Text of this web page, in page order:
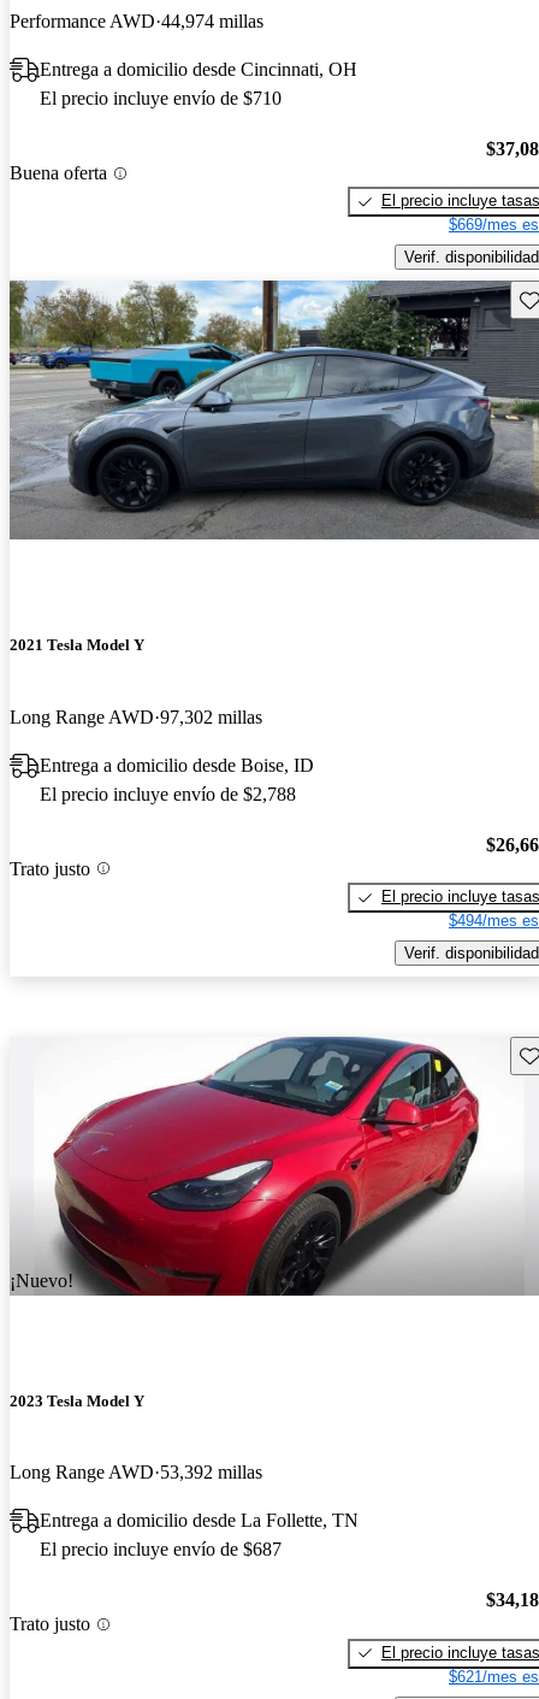
Performance AWD 44,974 millas
Entrega a domicilio desde Cincinnati, OH
El precio incluye envío de $710
Buena oferta
El precio incluye tasas
$669/mes
Verif. disponibilidad
2021 Tesla Model Y
Long Range AWD 97,302 millas
Entrega a domicilio desde Boise, ID
El precio incluye envío de $2,788
Trato justo
El precio incluye tasas
$494/mes
Verif. disponibilidad
¡Nuevo!
2023 Tesla Model Y
Long Range AWD 53,392 millas
Entrega a domicilio desde La Follette, TN
El precio incluye envío de $687
Trato justo
El precio incluye tasas
$621/mes